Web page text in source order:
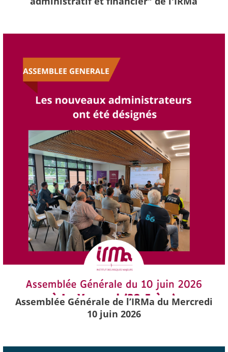
Assemblée Générale de l’IRMa du Mercredi
10 juin 2026